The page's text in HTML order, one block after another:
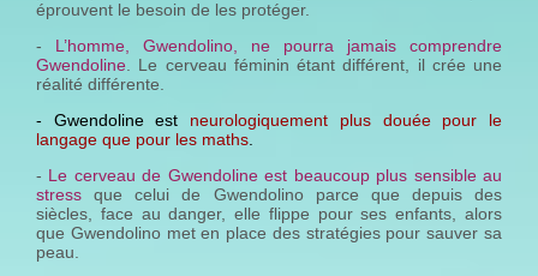
éprouvent le besoin de les protéger.
- L’homme, Gwendolino, ne pourra jamais comprendre
Gwendoline . Le cerveau féminin étant différent, il crée une
réalité différente.
- Gwendoline est neurologiquement plus douée pour le
langage que pour les maths
- Le cerveau de Gwendoline est beaucoup plus sensible au
stress que celui de Gwendolino parce que depuis des
siècles, face au danger, elle flippe pour ses enfants, alors
que Gwendolino met en place des stratégies pour sauver sa
peau.